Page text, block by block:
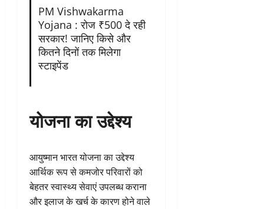
PM Vishwakarma
Yojana : रोज ₹500 दे रही
सरकार! जानिए किसे और
कितने दिनों तक मिलेगा
स्टाइपेंड
योजना का उद्देश्य
आयुष्मान भारत योजना का उद्देश्य
आर्थिक रूप से कमजोर परिवारों को
बेहतर स्वास्थ्य सेवाएं उपलब्ध कराना
और इलाज के खर्च के कारण होने वाले